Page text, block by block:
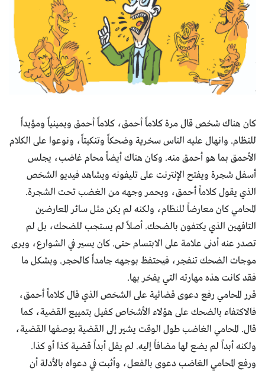
كان هناك شخص قال مرة كلاماً أحمق، كلاماً أحمق ويمينياً ومؤيداً
للنظام. وانهال عليه الناس سخرية وضحكاً وتنكيتاً، ونوعوا على الكلام
الأحمق بما هو أحمق منه. وكان هناك أيضاً محام غاضب، يجلس
أسفل شجرة ويفتح الإنترنت على تليفونه ويشاهد فيديو الشخص
الذي يقول كلاماً أحمق، ويحمر وجهه من الغضب تحت الشجرة.
المحامي كان معارضاً للنظام، ولكنه لم يكن مثل سائر المعارضين
التافهين الذي يكتفون بالضحك. أصلاً لم يستجب للضحك، بل لم
تصدر عنه أدنى علامة على الابتسام حتى. كان يسير في الشوارع، ويرى
موجات الضحك تنفجر، فيحتفظ بوجهه جامداً كالحجر. وبشكل ما
فقد كانت هذه مهارته التي يفخر بها.
قرر المحامي رفع دعوى قضائية على الشخص الذي قال كلاماً أحمق،
فالاكتفاء بالضحك على هؤلاء الأشخاص كفيل بتمييع القضية، كما
قال. المحامي الغاضب طول الوقت يشير إلى القضية بوصفها القضية،
ولكنه أبداً لم يضع لها مضافاً إليه. لم يقل أبداً قضية كذا أو كذا.
ورفع المحامي الغاضب دعوى بالفعل، وأثبت في دعواه بالأدلة أن